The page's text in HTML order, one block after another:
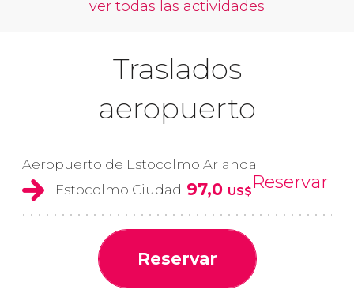
ver todas las actividades
Traslados
aeropuerto
Aeropuerto de Estocolmo Arlanda
Estocolmo Ciudad 97,0 US$Reservar
Reservar